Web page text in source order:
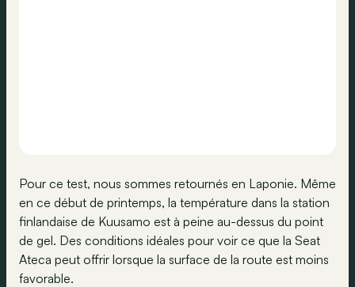
Pour ce test, nous sommes retournés en Laponie. Même
en ce début de printemps, la température dans la station
finlandaise de Kuusamo est à peine au-dessus du point
de gel. Des conditions idéales pour voir ce que la Seat
Ateca peut offrir lorsque la surface de la route est moins
favorable.